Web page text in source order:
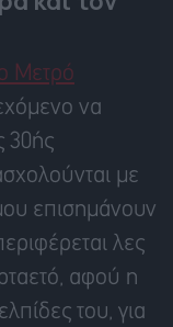
Μετρό
να
30ής
με
επισημάνουν
λες
αφού η
του, για